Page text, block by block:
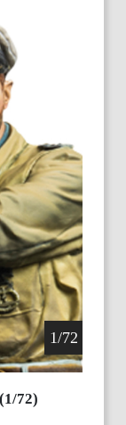
1/72
72)